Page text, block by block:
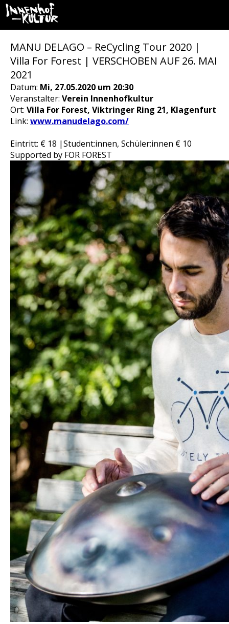
MANU DELAGO – ReCycling Tour 2020 |
Villa For Forest | VERSCHOBEN AUF 26. MAI
2021
Datum: Mi, 27.05.2020 um 20:30
Veranstalter: Verein Innenhofkultur
Ort: Villa For Forest, Viktringer Ring 21, Klagenfurt
Link: www.manudelago.com/
Eintritt: € 18 |Student:innen, Schüler:innen € 10
Supported by FOR FOREST